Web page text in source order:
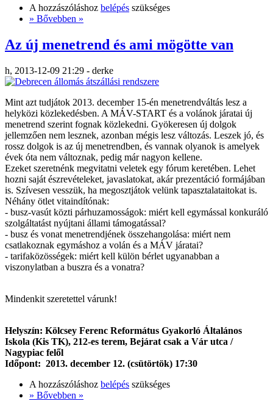
A hozzászóláshoz belépés szükséges
» Bővebben »
Az új menetrend és ami mögötte van
h, 2013-12-09 21:29 - derke
Mint azt tudjátok 2013. december 15-én menetrendváltás lesz a
helyközi közlekedésben. A MÁV-START és a volánok járatai új
menetrend szerint fognak közlekedni. Gyökeresen új dolgok
jellemzően nem lesznek, azonban mégis lesz változás. Leszek jó, és
rossz dolgok is az új menetrendben, és vannak olyanok is amelyek
évek óta nem változnak, pedig már nagyon kellene.
Ezeket szeretnénk megvitatni veletek egy fórum keretében. Lehet
hozni saját észrevételeket, javaslatokat, akár prezentáció formájában
is. Szívesen vesszük, ha megosztjátok velünk tapasztalataitokat is.
Néhány ötlet vitaindítónak:
- busz-vasút közti párhuzamosságok: miért kell egymással konkuráló
szolgáltatást nyújtani állami támogatással?
- busz és vonat menetrendjének összehangolása: miért nem
csatlakoznak egymáshoz a volán és a MÁV járatai?
- tarifaközösségek: miért kell külön bérlet ugyanabban a
viszonylatban a buszra és a vonatra?
Mindenkit szeretettel várunk!
Helyszín: Kölcsey Ferenc Református Gyakorló Általános
Iskola (Kis TK), 212-es terem, Bejárat csak a Vár utca /
Nagypiac felől
Időpont: 2013. december 12. (csütörtök) 17:30
A hozzászóláshoz belépés szükséges
» Bővebben »